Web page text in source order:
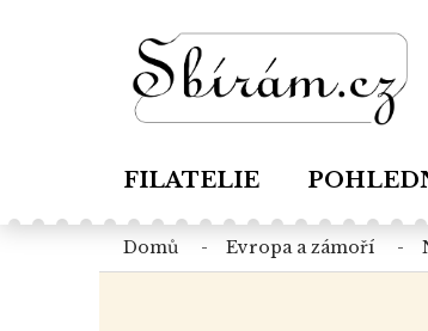
FILATELIE
domů evropa a zámoří